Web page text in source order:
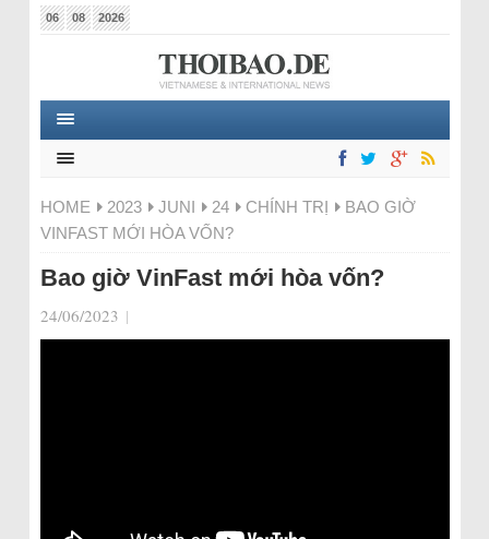
06 08 2026
HOME 2023 JUNI 24 CHÍNH TRỊ
BAO GIỜ
VINFAST MỚI HÒA VỐN?
Bao giờ VinFast mới hòa vốn?
24/06/2023 |